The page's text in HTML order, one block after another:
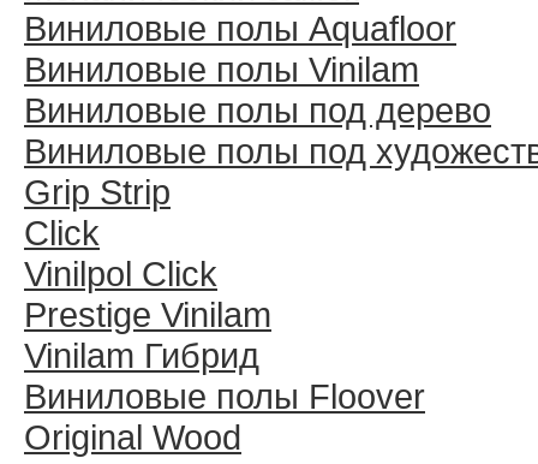
Виниловые полы Aquafloor
Виниловые полы Vinilam
Виниловые полы под дерево
Виниловые полы под
Grip Strip
Click
Vinilpol Click
Prestige Vinilam
Vinilam Гибрид
Виниловые полы Floover
Original Wood